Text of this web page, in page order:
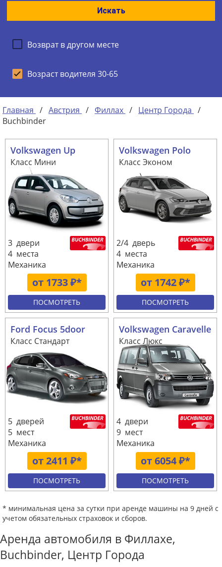
Искать
Возврат в другом месте
Возраст водителя 30-65
Главная / Австрия / Филлах / Центр Города /
Buchbinder
Volkswagen Up
Класс Мини
от 1733 ₽*
3 двери
4 места
Механика
ПОСМОТРЕТЬ
Volkswagen Polo
Класс Эконом
от 1742 ₽*
2/4 дверь
4 места
Механика
ПОСМОТРЕТЬ
Ford Focus 5door
Класс Стандарт
от 2411 ₽*
5 дверей
5 мест
Механика
ПОСМОТРЕТЬ
Volkswagen Caravelle
Класс Люкс
от 6054 ₽*
4 двери
9 мест
Механика
ПОСМОТРЕТЬ
* минимальная цена за сутки при аренде машины на 9 дней с
учетом обязательных страховок и сборов.
Аренда автомобиля в Филлахе,
Buchbinder, Центр Города